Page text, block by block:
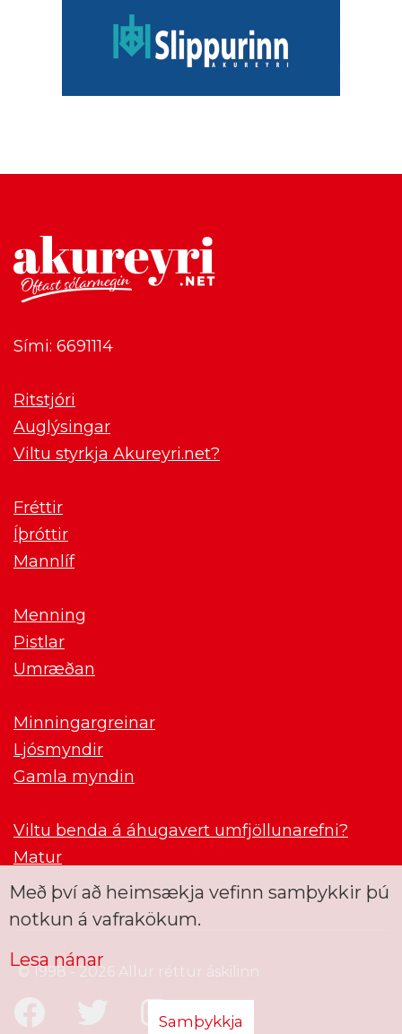
Sími: 6691114
Ritstjóri
Auglýsingar
Viltu styrkja Akureyri.net?
Fréttir
Íþróttir
Mannlíf
Menning
Pistlar
Umræðan
Minningargreinar
Ljósmyndir
Gamla myndin
Viltu benda á áhugavert umfjöllunarefni?
Matur
© 1998 - 2026 Allur réttur áskilinn
Með því að heimsækja vefinn samþykkir þú
notkun á vafrakökum.
Lesa nánar
Samþykkja